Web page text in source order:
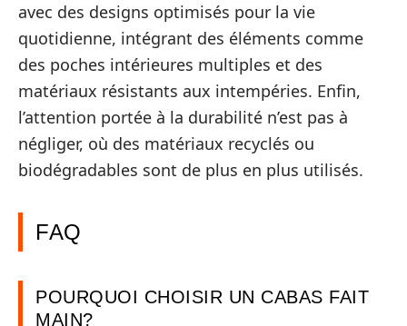
avec des designs optimisés pour la vie
quotidienne, intégrant des éléments comme
des poches intérieures multiples et des
matériaux résistants aux intempéries. Enfin,
l’attention portée à la durabilité n’est pas à
négliger, où des matériaux recyclés ou
biodégradables sont de plus en plus utilisés.
FAQ
POURQUOI CHOISIR UN CABAS FAIT
MAIN?